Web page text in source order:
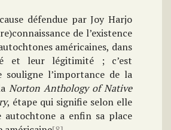
défendue par Joy Harjo
de l’existence
américaines, dans
et leur légitimité ; c’est
souligne l’importance de la
Norton Anthology of Native
, étape qui signifie selon elle
autochtone a enfin sa place